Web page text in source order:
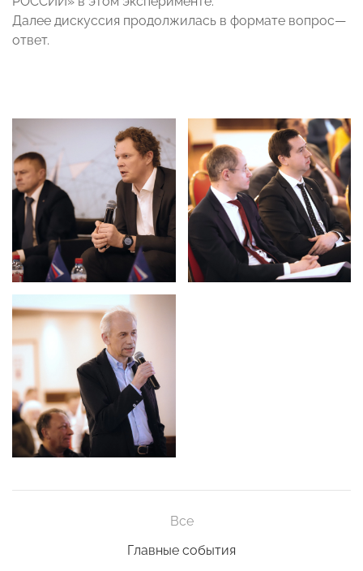
Далее дискуссия продолжилась в формате вопрос—
ответ.
Все
Главные события